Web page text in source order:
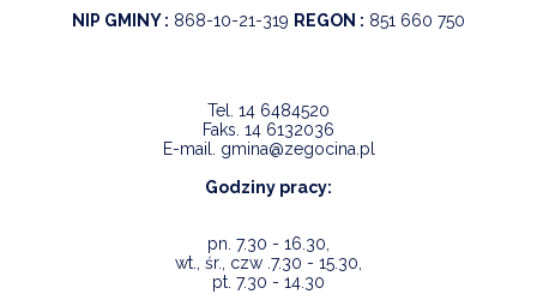
NIP GMINY : 868-10-21-319 REGON : 851 660 750
Tel. 14 6484520
Faks. 14 6132036
E-mail. gmina@zegocina.pl
Godziny pracy:
pn. 7.30 - 16.30,
wt., śr., czw .7.30 - 15.30,
pt. 7.30 - 14.30